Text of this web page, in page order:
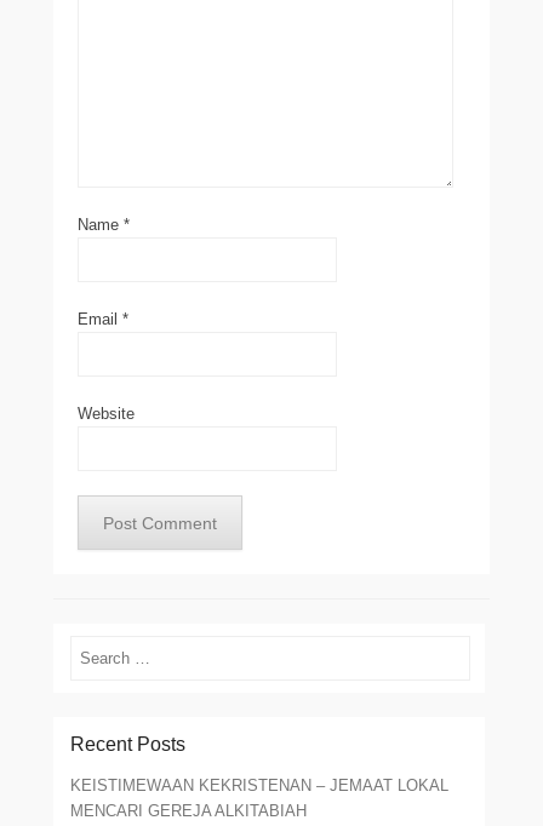
Name *
Email *
Website
Search
Recent Posts
KEISTIMEWAAN KEKRISTENAN – JEMAAT LOKAL
MENCARI GEREJA ALKITABIAH